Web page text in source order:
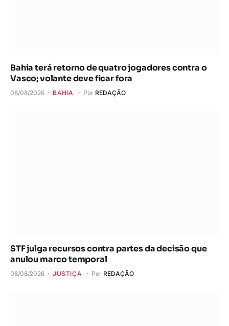
Bahia terá retorno de quatro jogadores contra o
Vasco; volante deve ficar fora
08/08/2026 BAHIA Por REDAÇÃO
STF julga recursos contra partes da decisão que
anulou marco temporal
08/08/2026 JUSTIÇA Por REDAÇÃO